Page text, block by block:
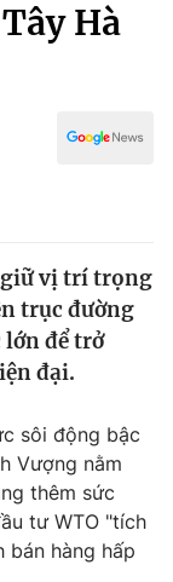
Hà
giữ vị trí trọng
trục đường
lớn để trở
đại.
sôi động bậc
Vượng nằm
thêm sức
tư WTO "tích
bán hàng hấp